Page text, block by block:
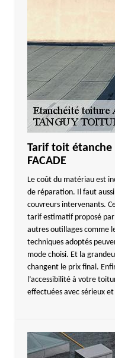
Tarif toit étanche
FACADE
Le coût du matériau est
de réparation. Il faut
couvreurs intervenants.
tarif estimatif proposé par
autres outillages comme
techniques adoptés
mode choisi. Et la
changent le prix final.
l’accessibilité à votre
effectuées avec sérieux